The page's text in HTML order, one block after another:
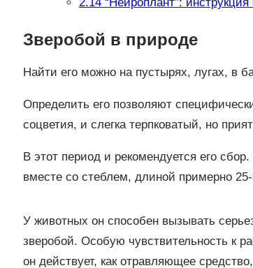
Зверобой в природе
Найти его можно на пустырях, лугах, в
Определить его позволяют
соцветия, и слегка терпковатый, но
В этот период и рекомендуется его
вместе со стеблем, длиной примерно
У животных он способен вызывать
зверобой. Особую чувствительность к
он действует, как отравляющее